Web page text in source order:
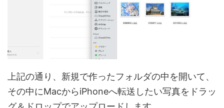
上記の通り、新規で作ったフォルダの中を開いて、
その中にMacからiPhoneへ転送したい写真をドラッ